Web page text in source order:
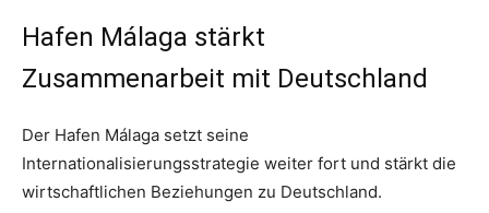
Hafen Málaga stärkt
Zusammenarbeit mit Deutschland
Der Hafen Málaga setzt seine
Internationalisierungsstrategie weiter fort und stärkt die
wirtschaftlichen Beziehungen zu Deutschland.